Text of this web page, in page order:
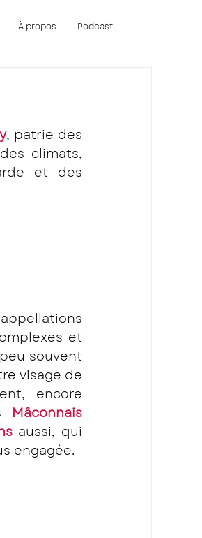
À propos Podcast
, patrie des
climats,
et des
et
souvent
visage de
encore
Mâconnais
aussi, qui
engagée.